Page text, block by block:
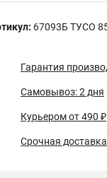
67093Б ТУСО
Гарантия
Самовывоз: 2 дня
Курьером от 490 ₽
Срочная